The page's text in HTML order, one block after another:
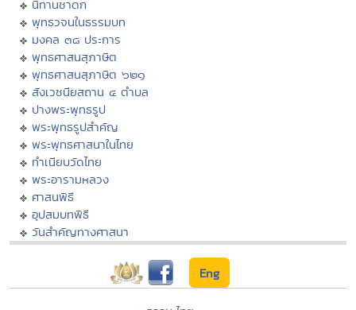
นิทานชาดก
พุทธวจนในธรรมบท
มงคล ๓๘ ประการ
พุทธศาสนสุภาษิต
พุทธศาสนสุภาษิต ๖๒๑
สังเวชนียสถาน ๔ ตำบล
ปางพระพุทธรูป
พระพุทธรูปสำคัญ
พระพุทธศาสนาในไทย
ทำเนียบวัดไทย
พระอารามหลวง
ศาสนพิธี
อุปสมบทพิธี
วันสำคัญทางศาสนา
Eng